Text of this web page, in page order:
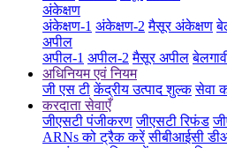
अंकेक्षण
अंकेक्षण-1 अंकेक्षण-2 मैसूर अंकेक्षण
अपील
अपील-1 अपील-2 मैसूर अपील
अधिनियम एवं नियम
जी एस टी केंद्रीय उत्पाद शुल्क सेवा
करदाता सेवाएँ
जीएसटी पंजीकरण जीएसटी रिफंड
ARNs को ट्रैक करें सीबीआईसी